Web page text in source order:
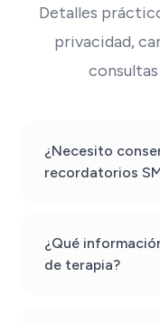
Detalles
privacidad,
¿Necesito
recordatorios
¿Qué
de terapia?